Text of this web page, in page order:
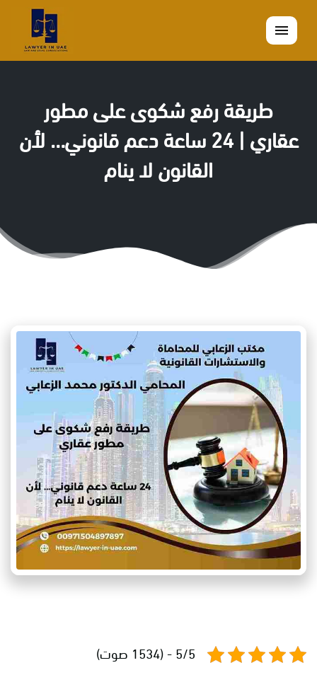
القائمة
طريقة رفع شكوى على مطور
عقاري | 24 ساعة دعم قانوني… لأن
القانون لا ينام
5/5 - (1534 صوت)